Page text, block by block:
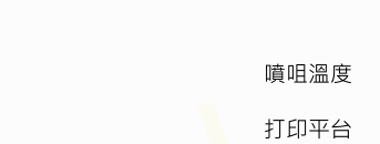
噴咀溫度
打印平台